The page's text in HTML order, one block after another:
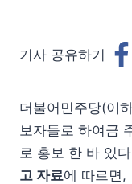
기사 공유하기
더불어민주당(이
보자들로 하여금
로 홍보 한 바 있
고 자료에 따르면,